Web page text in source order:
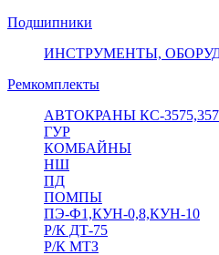
Подшипники
ИНСТРУМЕНТЫ,
Ремкомплекты
АВТОКРАНЫ КС-
ГУР
КОМБАЙНЫ
НШ
ПД
ПОМПЫ
ПЭ-Ф1,КУН-0,8,КУН-10
Р/К ДТ-75
Р/К МТЗ